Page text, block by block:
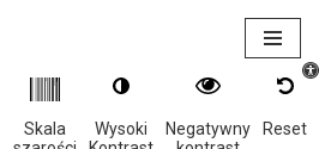
Skala
Wysoki
Negatywny
Reset